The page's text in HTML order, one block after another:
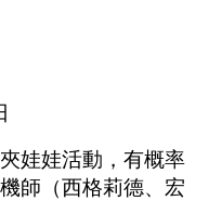
娃娃活動，有概率
師（西格莉德、宏